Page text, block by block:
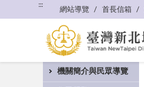
:::
網站導覽 首長信箱
機關簡介與民眾導覽